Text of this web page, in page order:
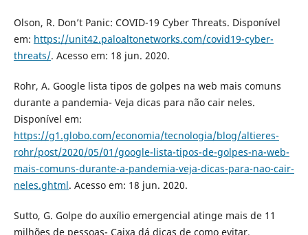
Olson, R. Don’t Panic: COVID-19 Cyber Threats. Disponível
em: https://unit42.paloaltonetworks.com/covid19-cyber-
threats/. Acesso em: 18 jun. 2020.
Rohr, A. Google lista tipos de golpes na web mais comuns
durante a pandemia- Veja dicas para não cair neles.
Disponível em:
https://g1.globo.com/economia/tecnologia/blog/altieres-
rohr/post/2020/05/01/google-lista-tipos-de-golpes-na-web-
mais-comuns-durante-a-pandemia-veja-dicas-para-nao-cair-
neles.ghtml. Acesso em: 18 jun. 2020.
Sutto, G. Golpe do auxílio emergencial atinge mais de 11
milhões de pessoas- Caixa dá dicas de como evitar.